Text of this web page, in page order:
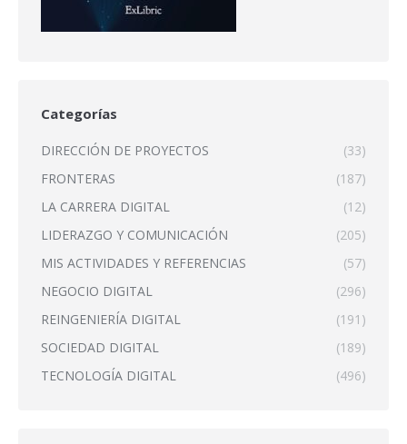
Categorías
DIRECCIÓN DE PROYECTOS
(33)
FRONTERAS
(187)
LA CARRERA DIGITAL
(12)
LIDERAZGO Y COMUNICACIÓN
(205)
MIS ACTIVIDADES Y REFERENCIAS
(57)
NEGOCIO DIGITAL
(296)
REINGENIERÍA DIGITAL
(191)
SOCIEDAD DIGITAL
(189)
TECNOLOGÍA DIGITAL
(496)